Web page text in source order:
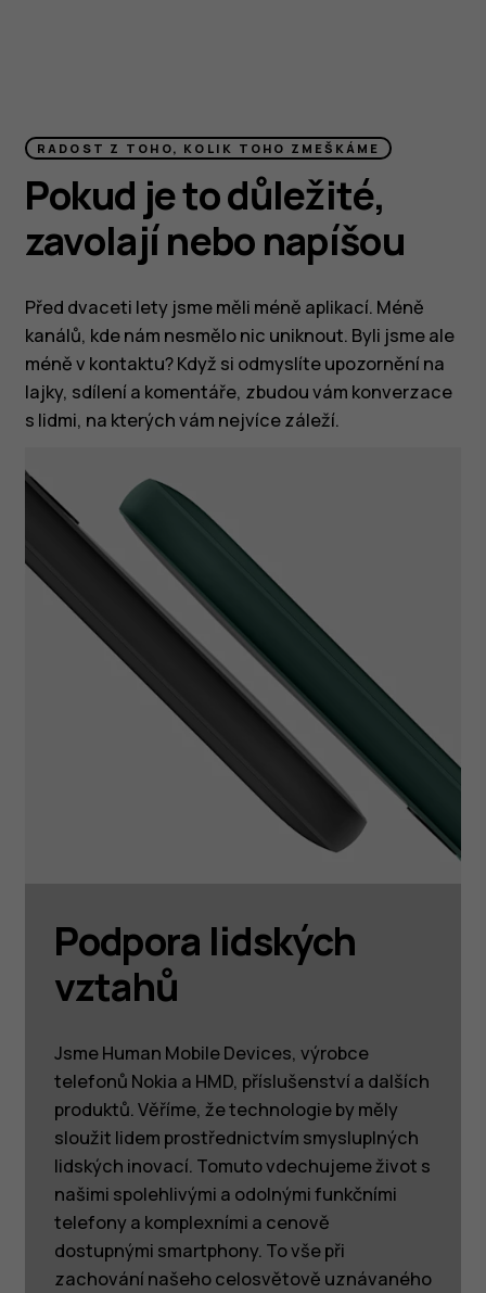
RADOST Z TOHO, KOLIK TOHO ZMEŠKÁME
Pokud je to důležité,
zavolají nebo napíšou
Před dvaceti lety jsme měli méně aplikací. Méně
kanálů, kde nám nesmělo nic uniknout. Byli jsme ale
méně v kontaktu? Když si odmyslíte upozornění na
lajky, sdílení a komentáře, zbudou vám konverzace
s lidmi, na kterých vám nejvíce záleží.
Podpora lidských
vztahů
Jsme Human Mobile Devices, výrobce
telefonů Nokia a HMD, příslušenství a dalších
produktů. Věříme, že technologie by měly
sloužit lidem prostřednictvím smysluplných
lidských inovací. Tomuto vdechujeme život s
našimi spolehlivými a odolnými funkčními
telefony a komplexními a cenově
dostupnými smartphony. To vše při
zachování našeho celosvětově uznávaného